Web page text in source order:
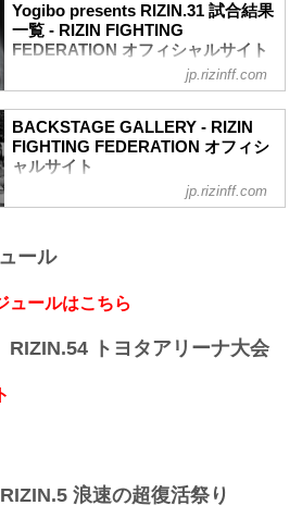
Yogibo presents RIZIN.31 試合結果
一覧 - RIZIN FIGHTING
FEDERATION オフィシャルサイト
第11試合／フェザー級タイトルマッチ 斎
Full Fight | 斎藤裕 vs. 牛久絢太郎 /
Yutaka Saito vs. Juntaro Ushiku -
RIZIN.31
RIZIN MMAルール：5分 3R（66.0kg）
傷）
第10試合／スペシャルワンマッチ 浅倉カ
Full Fight ...
jp.rizinff.com
BACKSTAGE GALLERY - RIZIN
FIGHTING FEDERATION オフィシ
ャルサイト
BACKSTAGE GALLERY の記事一覧 - 格
イジン ファイティング フェデレーショ
いきます。
jp.rizinff.com
ール
ールはこちら
RIZIN.54 トヨタアリーナ大会
浪速の超復活祭り